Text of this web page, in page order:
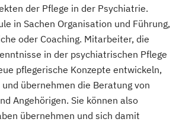
der Pflege in der Psychiatrie.
in Sachen Organisation und Führung,
oder Coaching. Mitarbeiter, die
in der psychiatrischen Pflege
pflegerische Konzepte entwickeln,
übernehmen die Beratung von
Angehörigen. Sie können also
übernehmen und sich damit